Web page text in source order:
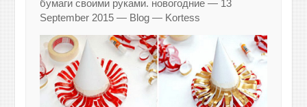
бумаги своими руками. новогодние — 13
September 2015 — Blog — Kortess